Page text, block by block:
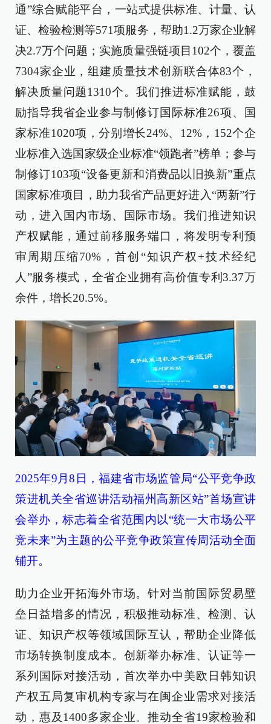
通”综合赋能平台，一站式提供标准、计量、认
证、检验检测等571项服务，帮助1.2万家企业解
决2.7万个问题；实施质量强链项目102个，覆盖
7304家企业，组建质量技术创新联合体83个，
解决质量问题1310个。我们推进标准赋能，鼓
励指导我省企业参与制修订国际标准26项、国
家标准1020项，分别增长24%、12%，152个企
业标准入选国家级企业标准“领跑者”榜单；参与
制修订103项“设备更新和消费品以旧换新”重点
国家标准项目，助力我省产品更好进入“两新”行
动，进入国内市场、国际市场。我们推进知识
产权赋能，通过前移服务端口，将发明专利预
审周期压缩70%，首创“知识产权+技术经纪
人”服务模式，全省企业拥有高价值专利3.37万
余件，增长20.5%。
2025年9月8日，福建省市场监管局“公平竞争政
策进机关全省巡讲活动福州高新区站”首场宣讲
会举办，标志着全省范围内以“统一大市场公平
竞未来”为主题的公平竞争政策宣传周活动全面
铺开。
助力企业开拓海外市场。针对当前国际贸易壁
垒日益增多的情况，积极推动标准、检测、认
证、知识产权等领域国际互认，帮助企业降低
市场转换制度成本。创新举办标准、认证等一
系列国际对接活动，首次举办中美欧日韩知识
产权五局复审机构专家与在闽企业需求对接活
动，惠及1400多家企业。推动全省19家检验和